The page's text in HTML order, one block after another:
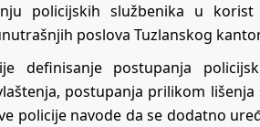
policijskih službenika u
poslova Tuzlanskog
definisanje postupanja
postupanja prilikom
policije navode da se dodatno